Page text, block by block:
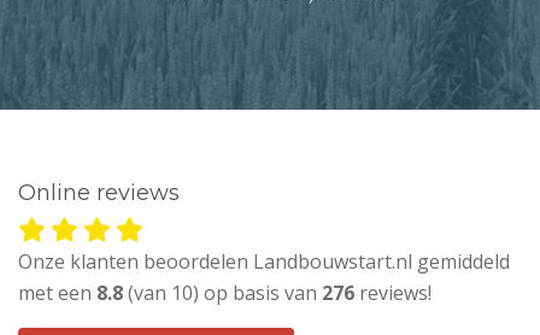
Online reviews
Onze klanten beoordelen Landbouwstart.nl gemiddeld
met een 8.8(van 10) op basis van 276 reviews!